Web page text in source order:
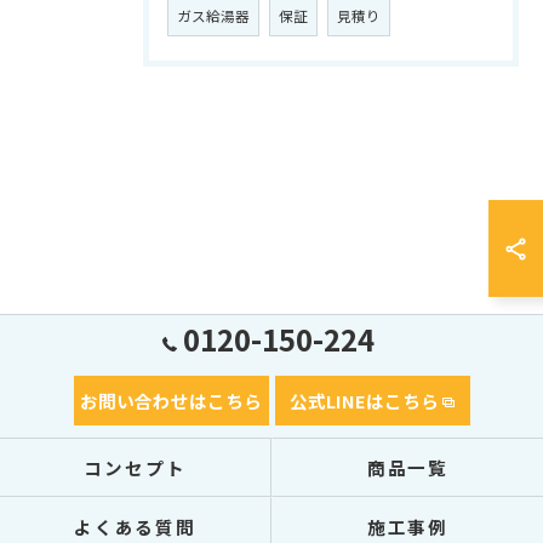
ガス給湯器 保証 見積り
0120-150-224
お問い合わせはこちら 公式LINEはこちら
コンセプト 商品一覧
よくある質問 施工事例